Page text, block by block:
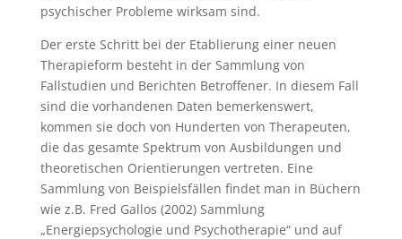
psychischer Probleme wirksam sind.
Der erste Schritt bei der Etablierung einer neuen
Therapieform besteht in der Sammlung von
Fallstudien und Berichten Betroffener. In diesem Fall
sind die vorhandenen Daten bemerkenswert,
kommen sie doch von Hunderten von Therapeuten,
die das gesamte Spektrum von Ausbildungen und
theoretischen Orientierungen vertreten. Eine
Sammlung von Beispielsfällen findet man in Büchern
wie z.B. Fred Gallos (2002) Sammlung
„Energiepsychologie und Psychotherapie“ und auf